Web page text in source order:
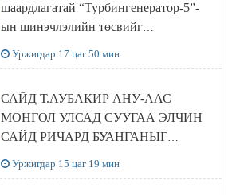
шаардлагатай “Турбингенератор-5”-
ын шинэчлэлийн төсвийг
Уржигдар 17 цаг 50 мин
САЙД Т.АУБАКИР АНУ-ААС
МОНГОЛ УЛСАД СУУГАА ЭЛЧИН
САЙД РИЧАРД БУАНГАНЫГ
Уржигдар 15 цаг 19 мин